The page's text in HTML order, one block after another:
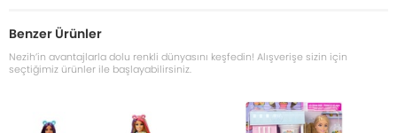
Benzer Ürünler
Nezih’in avantajlarla dolu renkli dünyasını keşfedin! Alışverişe sizin için
seçtiğimiz ürünler ile başlayabilirsiniz.